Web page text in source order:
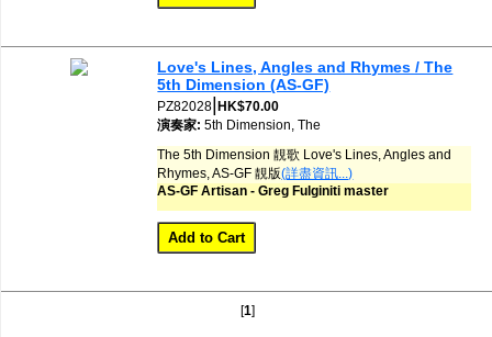
Love's Lines, Angles and Rhymes / The
5th Dimension (AS-GF)
PZ82028 |HK$70.00
演奏家:5th Dimension, The
The 5th Dimension 靚歌 Love's Lines, Angles and
Rhymes, AS-GF 靚版(詳盡資訊...)
AS-GF Artisan - Greg Fulginiti master
[1]